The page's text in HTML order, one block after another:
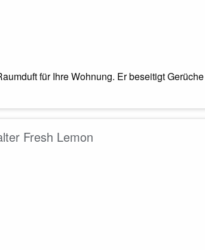
für Ihre Wohnung. Er beseitigt
Fresh Lemon